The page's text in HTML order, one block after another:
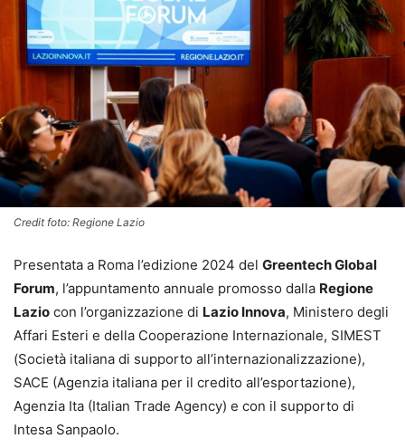
Credit foto: Regione Lazio
Presentata a Roma l’edizione 2024 del Greentech Global
Forum, l’appuntamento annuale promosso dalla Regione
Lazio con l’organizzazione di Lazio Innova, Ministero degli
Affari Esteri e della Cooperazione Internazionale, SIMEST
(Società italiana di supporto all’internazionalizzazione),
SACE (Agenzia italiana per il credito all’esportazione),
Agenzia Ita (Italian Trade Agency) e con il supporto di
Intesa Sanpaolo.